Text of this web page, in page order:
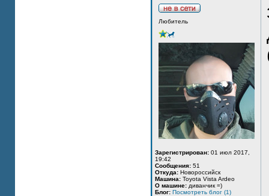
Любитель
Зарегистрирован: 01 июл 2017,
19:42
Сообщения: 51
Откуда: Новороссийск
Машина: Toyota Vista Ardeo
О машине: диванчик =)
Блог: Посмотреть блог (1)